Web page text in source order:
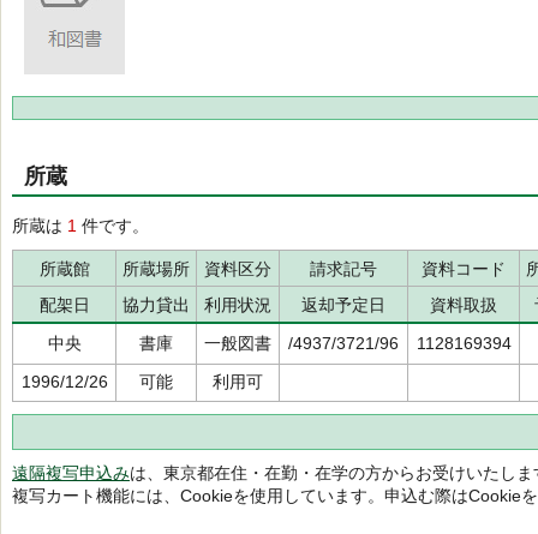
所蔵
所蔵は 1 件です。
所蔵館 所蔵場所 資料区分 請求記号 資料コード
配架日
協力貸出 利用状況 返却予定日 資料取扱
中央
書庫 一般図書 /4937/3721/96
1128169394
1996/12/26
可能 利用可
遠隔複写申込みは、東京都在住・在勤・在学の方からお受けいたしま
複写カート機能には、Cookieを使用しています。申込む際はCookie